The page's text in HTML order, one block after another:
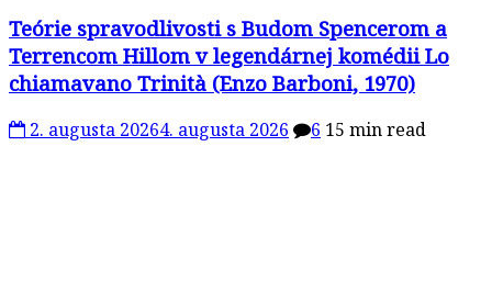
Teórie spravodlivosti s Budom Spencerom a
Terrencom Hillom v legendárnej komédii Lo
chiamavano Trinità (Enzo Barboni, 1970)
2. augusta 20264. augusta 2026 6 15 min read